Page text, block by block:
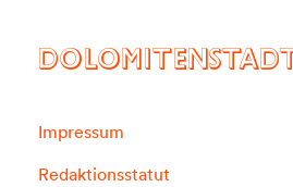
DOLOMITENSTADT
Impressum
Redaktionsstatut